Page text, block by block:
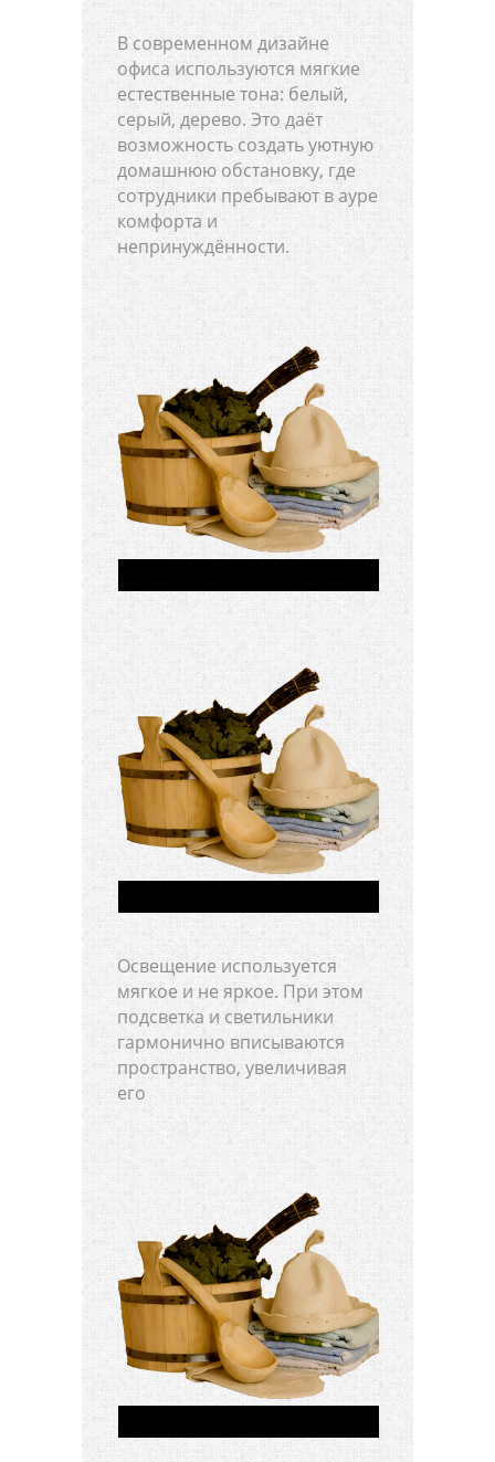
В современном дизайне
офиса используются мягкие
естественные тона: белый,
серый, дерево. Это даёт
возможность создать уютную
домашнюю обстановку, где
сотрудники пребывают в ауре
комфорта и
непринуждённости.
Освещение используется
мягкое и не яркое. При этом
подсветка и светильники
гармонично вписываются
пространство, увеличивая
его